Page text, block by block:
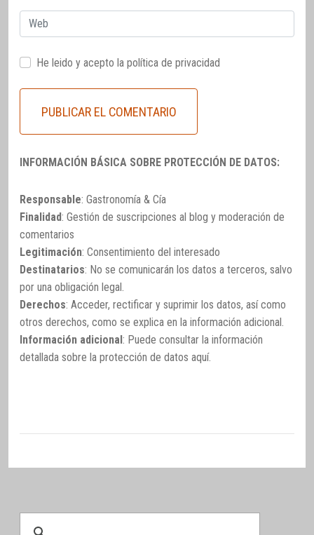
Web
He leido y acepto la política de privacidad
INFORMACIÓN BÁSICA SOBRE PROTECCIÓN DE DATOS:
Responsable: Gastronomía & Cía
Finalidad: Gestión de suscripciones al blog y moderación de
comentarios
Legitimación: Consentimiento del interesado
Destinatarios: No se comunicarán los datos a terceros, salvo
por una obligación legal.
Derechos: Acceder, rectificar y suprimir los datos, así como
otros derechos, como se explica en la información adicional.
Información adicional: Puede consultar la información
detallada sobre la protección de datos aquí.